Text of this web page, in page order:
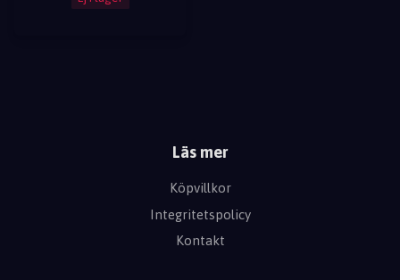
Läs mer
Köpvillkor
Integritetspolicy
Kontakt